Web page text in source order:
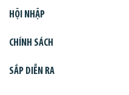
HỘI NHẬP
CHÍNH SÁCH
SẮP DIỄN RA